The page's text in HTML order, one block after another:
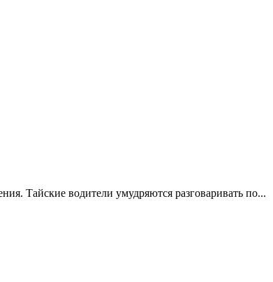
Тайские водители умудряются разговаривать по...